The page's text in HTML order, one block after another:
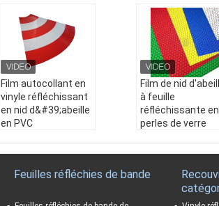
Film autocollant en
vinyle réfléchissant
en nid d&#39;abeille
en PVC
réfléchissante pour
signalisation,
Film de nid
à feuille
réfléchissante en
perles de verre
panneau de
signalisation
Feuilles réfléchies de bande